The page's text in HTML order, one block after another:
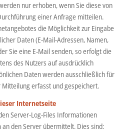
nur erhoben, wenn Sie diese von
einer Anfrage mitteilen.
die Möglichkeit zur Eingabe
Daten (E-Mail-Adressen, Namen,
Sie eine E-Mail senden, so erfolgt die
des Nutzers auf ausdrücklich
Daten werden ausschließlich für
erfasst und gespeichert.
Internetseite
Server-Log-Files Informationen
den Server übermittelt. Dies sind: